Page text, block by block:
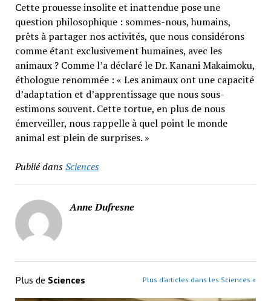
Cette prouesse insolite et inattendue pose une
question philosophique : sommes-nous, humains,
prêts à partager nos activités, que nous considérons
comme étant exclusivement humaines, avec les
animaux ? Comme l’a déclaré le Dr. Kanani Makaimoku,
éthologue renommée : « Les animaux ont une capacité
d’adaptation et d’apprentissage que nous sous-
estimons souvent. Cette tortue, en plus de nous
émerveiller, nous rappelle à quel point le monde
animal est plein de surprises. »
Publié dansSciences
Anne Dufresne
Plus de Sciences Plus d’articles dans les Sciences »